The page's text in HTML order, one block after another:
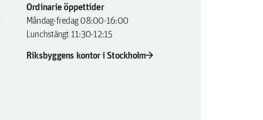
Ordinarie öppettider
Måndag-fredag 08:00-16:00
Lunchstängt 11:30-12:15
Riksbyggens kontor i Stockholmarrow_forward